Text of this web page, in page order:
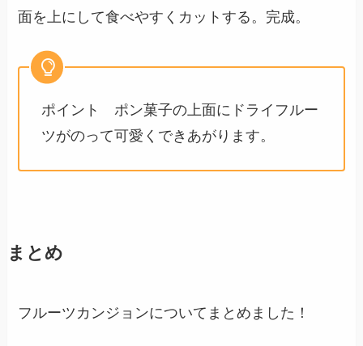
面を上にして食べやすくカットする。完成。
ポイント ポン菓子の上面にドライフルー
ツがのって可愛くできあがります。
まとめ
フルーツカンジョンについてまとめました！